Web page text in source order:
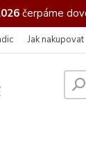
čerpáme
Jak nakupovat